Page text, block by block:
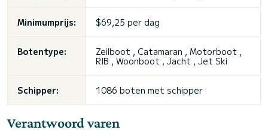
Minimumprijs: $69,25 per dag
Botentype:
Zeilboot , Catamaran , Motorboot ,
RIB , Woonboot , Jacht , Jet Ski
Schipper: 1086 boten met schipper
Verantwoord varen